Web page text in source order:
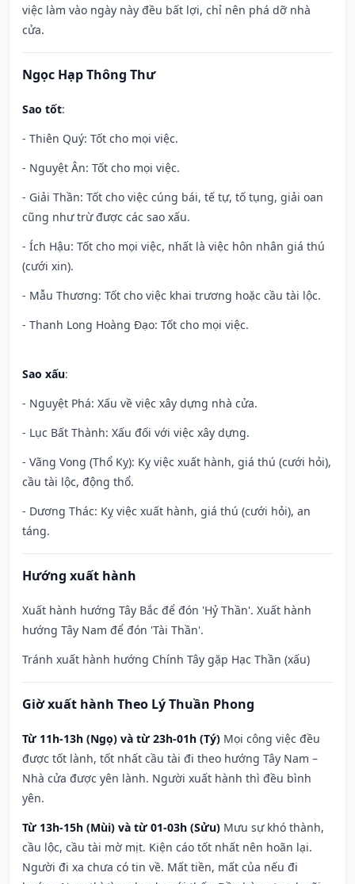
việc làm vào ngày này đều bất lợi, chỉ nên phá dỡ nhà
cửa.
Ngọc Hạp Thông Thư
Sao tốt:
- Thiên Quý: Tốt cho mọi việc.
- Nguyệt Ân: Tốt cho mọi việc.
- Giải Thần: Tốt cho việc cúng bái, tế tự, tố tụng, giải oan
cũng như trừ được các sao xấu.
- Ích Hậu: Tốt cho mọi việc, nhất là việc hôn nhân giá thú
(cưới xin).
- Mẫu Thương: Tốt cho việc khai trương hoặc cầu tài lộc.
- Thanh Long Hoàng Đạo: Tốt cho mọi việc.
Sao xấu:
- Nguyệt Phá: Xấu về việc xây dựng nhà cửa.
- Lục Bất Thành: Xấu đối với việc xây dựng.
- Vãng Vong (Thổ Kỵ): Kỵ việc xuất hành, giá thú (cưới hỏi),
cầu tài lộc, động thổ.
- Dương Thác: Kỵ việc xuất hành, giá thú (cưới hỏi), an
táng.
Hướng xuất hành
Xuất hành hướng Tây Bắc để đón 'Hỷ Thần'. Xuất hành
hướng Tây Nam để đón 'Tài Thần'.
Tránh xuất hành hướng Chính Tây gặp Hạc Thần (xấu)
Giờ xuất hành Theo Lý Thuần Phong
Từ 11h-13h (Ngọ) và từ 23h-01h (Tý) Mọi công việc đều
được tốt lành, tốt nhất cầu tài đi theo hướng Tây Nam –
Nhà cửa được yên lành. Người xuất hành thì đều bình
yên.
Từ 13h-15h (Mùi) và từ 01-03h (Sửu) Mưu sự khó thành,
cầu lộc, cầu tài mờ mịt. Kiện cáo tốt nhất nên hoãn lại.
Người đi xa chưa có tin về. Mất tiền, mất của nếu đi